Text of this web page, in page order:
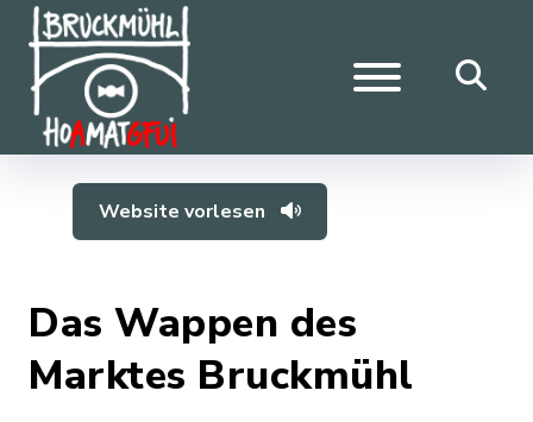
Website vorlesen
Das Wappen des
Marktes Bruckmühl